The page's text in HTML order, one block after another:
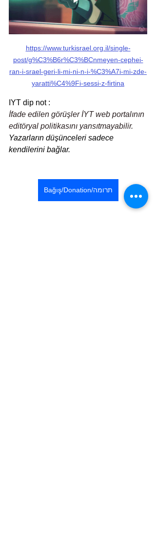
https://www.turkisrael.org.il/single-
post/g%C3%B6r%C3%BCnmeyen-cephei-
ran-i-srael-geri-li-mi-ni-n-i-%C3%A7i-mi-zde-
yaratti%C4%9Fi-sessi-z-firtina
IYT dip not :
İfade edilen görüşler İYT web portalının
editöryal politikasını yansıtmayabilir.
Yazarların düşünceleri sadece
kendilerini bağlar.
Bağış/Donation/תרומה